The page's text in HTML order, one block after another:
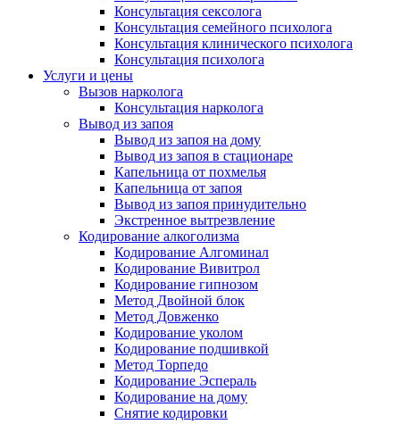
Консультация сексолога
Консультация семейного психолога
Консультация клинического психолога
Консультация психолога
Услуги и цены
Вызов нарколога
Консультация нарколога
Вывод из запоя
Вывод из запоя на дому
Вывод из запоя в стационаре
Капельница от похмелья
Капельница от запоя
Вывод из запоя принудительно
Экстренное вытрезвление
Кодирование алкоголизма
Кодирование Алгоминал
Кодирование Вивитрол
Кодирование гипнозом
Метод Двойной блок
Метод Довженко
Кодирование уколом
Кодирование подшивкой
Метод Торпедо
Кодирование Эспераль
Кодирование на дому
Снятие кодировки